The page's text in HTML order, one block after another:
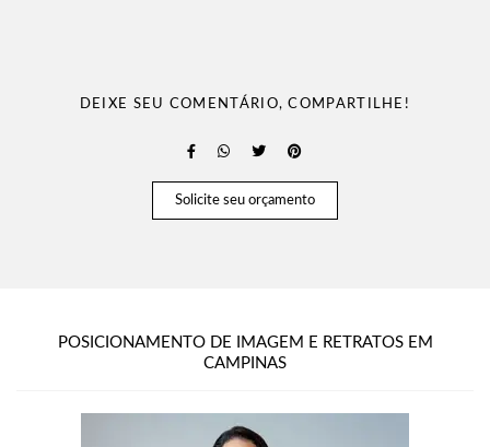
DEIXE SEU COMENTÁRIO, COMPARTILHE!
Solicite seu orçamento
POSICIONAMENTO DE IMAGEM E RETRATOS EM
CAMPINAS